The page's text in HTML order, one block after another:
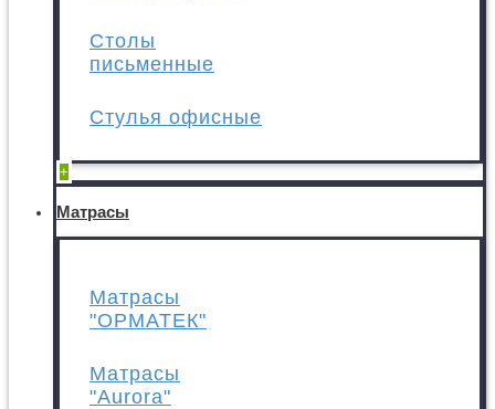
Столы
письменные
Стулья офисные
+
Матрасы
Матрасы
"ОРМАТЕК"
Матрасы
"Aurora"